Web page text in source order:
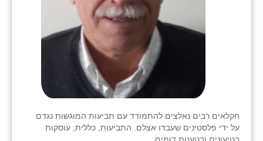
חקלאים רבים נאלצים להתמודד עם תביעות המוגשות נגדם
על ידי פלסטינים שעבדו אצלם. התביעות, כללית, עוסקות
בטיעונים ובטענות דומים.